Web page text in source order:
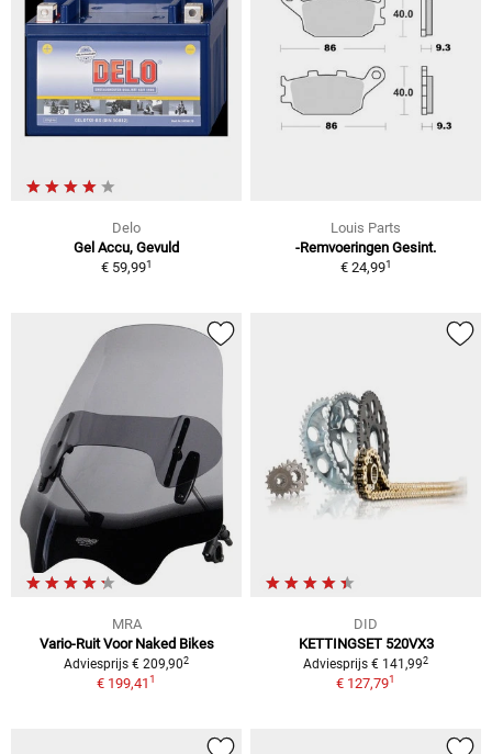
Delo
Gel Accu, Gevuld
€ 59,991
Louis Parts
-Remvoeringen Gesint.
€ 24,991
MRA
Vario-Ruit Voor Naked Bikes
Adviesprijs € 209,902
€ 199,411
DID
KETTINGSET 520VX3
Adviesprijs € 141,992
€ 127,791